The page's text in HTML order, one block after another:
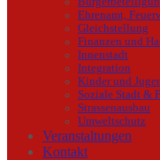
Ehrenamt,
Gleichstellung
Finanzen und
Innenstadt
Integration
Kinder und
Soziale Stadt &
Strassenausbau
Umweltschutz
Veranstaltungen
Kontakt